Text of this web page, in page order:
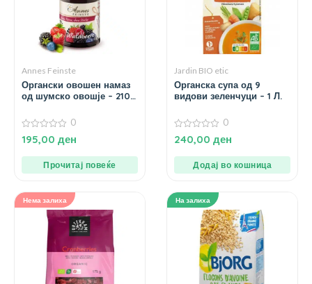
Annes Feinste
Органски овошен намаз
од шумско овошје – 210
0
од
0
195,00 ден
Прочитај повеќе
Jardin BIO etic
Органска супа од 9
видови зеленчуци – 1 Л.
0
од
0
240,00 ден
Додај во кошница
Нема залиха На залиха